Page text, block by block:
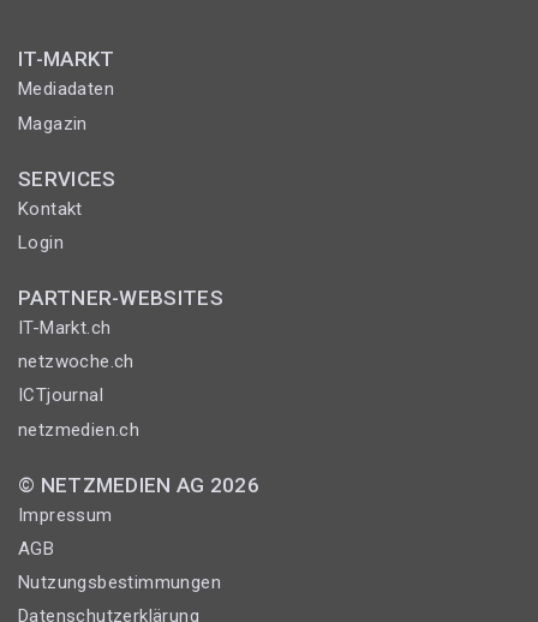
IT-MARKT
Mediadaten
Magazin
SERVICES
Kontakt
Login
PARTNER-WEBSITES
IT-Markt.ch
netzwoche.ch
ICTjournal
netzmedien.ch
© NETZMEDIEN AG 2026
Impressum
AGB
Nutzungsbestimmungen
Datenschutzerklärung